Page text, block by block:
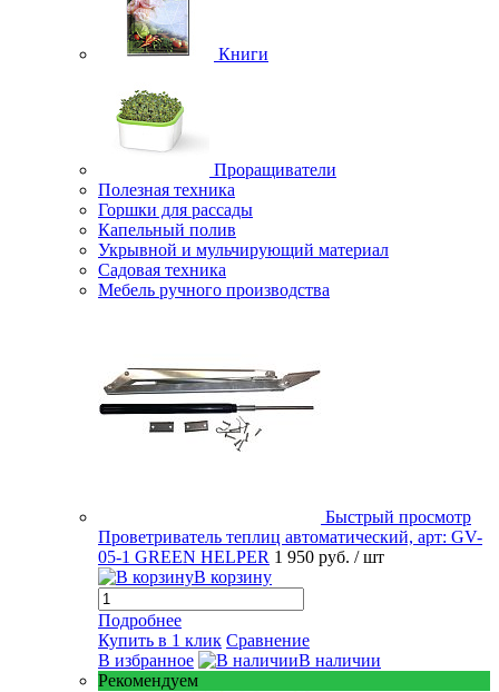
Книги
Проращиватели
Полезная техника
Горшки для рассады
Капельный полив
Укрывной и мульчирующий материал
Садовая техника
Мебель ручного производства
Быстрый просмотр
Проветриватель теплиц автоматический, арт: GV-
05-1 GREEN HELPER 1 950 руб. / шт
В корзину
Подробнее
Купить в 1 клик Сравнение
В избранное
В наличии
Рекомендуем